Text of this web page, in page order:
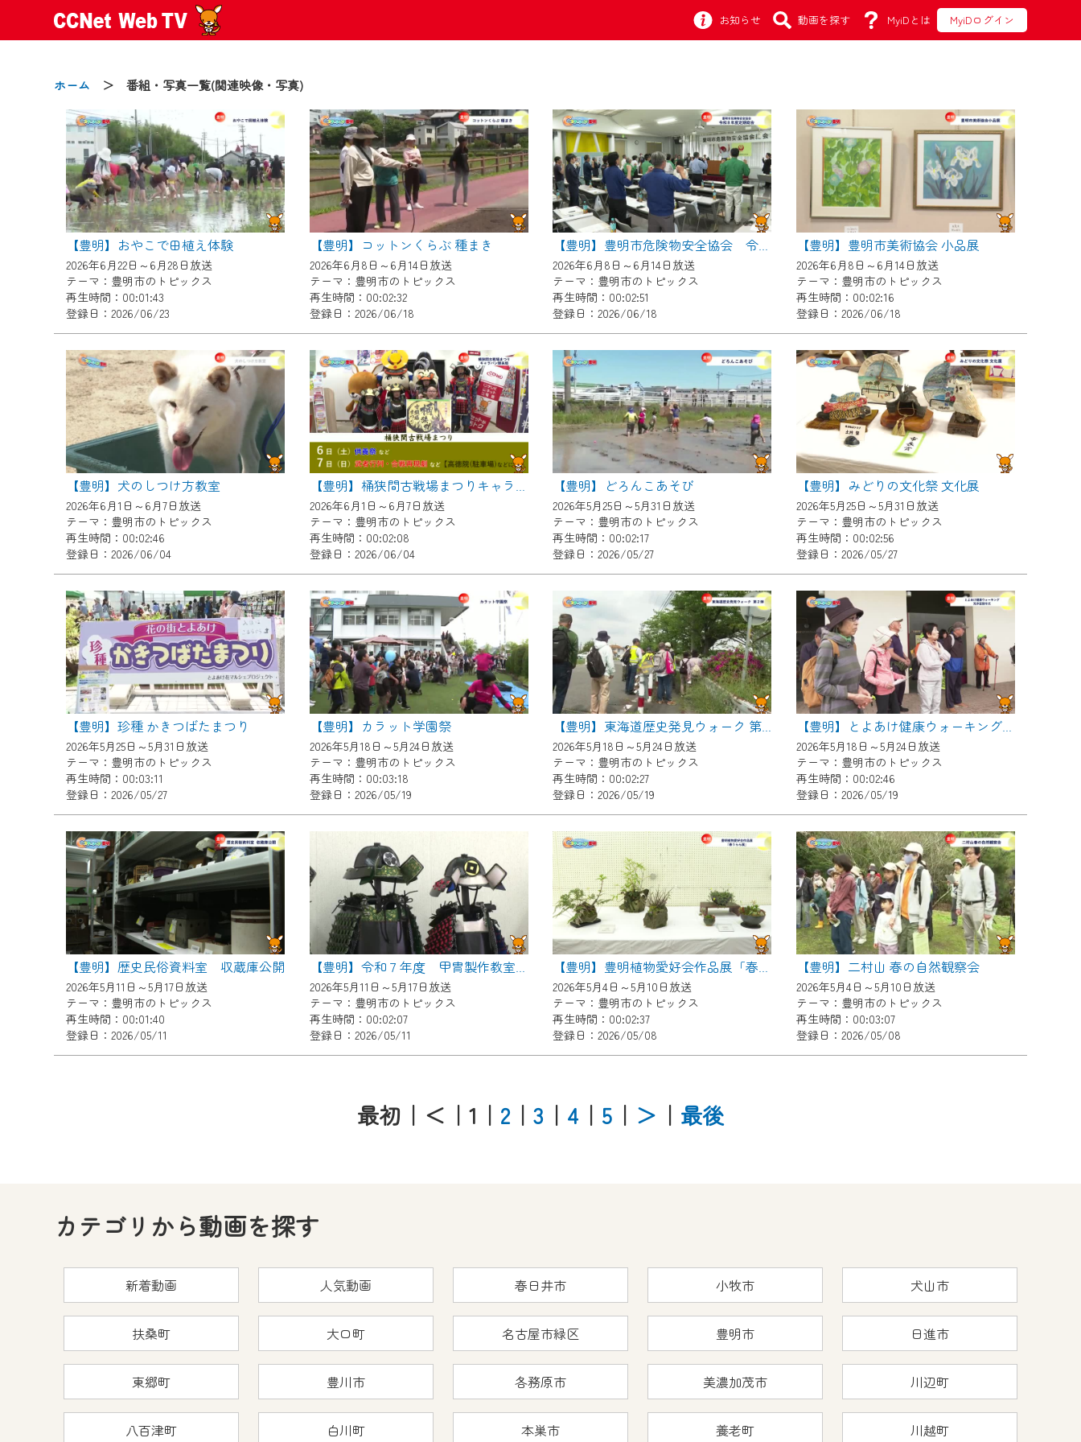
お知らせ 動画を探す MyiDとは MyiDログイン
ホーム ＞ 番組・写真一覧(関連映像・写真)
【豊明】おやこで田植え体験
2026年6月22日～6月28日放送
テーマ：豊明市のトピックス
再生時間：00:01:43
登録日：2026/06/23
【豊明】コットンくらぶ 種まき
2026年6月8日～6月14日放送
テーマ：豊明市のトピックス
再生時間：00:02:32
登録日：2026/06/18
【豊明】豊明市危険物安全協会 令和８年度定期総会
2026年6月8日～6月14日放送
テーマ：豊明市のトピックス
再生時間：00:02:51
登録日：2026/06/18
【豊明】豊明市美術協会 小品展
2026年6月8日～6月14日放送
テーマ：豊明市のトピックス
再生時間：00:02:16
登録日：2026/06/18
【豊明】犬のしつけ方教室
2026年6月1日～6月7日放送
テーマ：豊明市のトピックス
再生時間：00:02:46
登録日：2026/06/04
【豊明】桶狭間古戦場まつりキャラバン隊来局
2026年6月1日～6月7日放送
テーマ：豊明市のトピックス
再生時間：00:02:08
登録日：2026/06/04
【豊明】どろんこあそび
2026年5月25日～5月31日放送
テーマ：豊明市のトピックス
再生時間：00:02:17
登録日：2026/05/27
【豊明】みどりの文化祭 文化展
2026年5月25日～5月31日放送
テーマ：豊明市のトピックス
再生時間：00:02:56
登録日：2026/05/27
【豊明】珍種 かきつばたまつり
2026年5月25日～5月31日放送
テーマ：豊明市のトピックス
再生時間：00:03:11
登録日：2026/05/27
【豊明】カラット学園祭
2026年5月18日～5月24日放送
テーマ：豊明市のトピックス
再生時間：00:03:18
登録日：2026/05/19
【豊明】東海道歴史発見ウォーク 第２弾
2026年5月18日～5月24日放送
テーマ：豊明市のトピックス
再生時間：00:02:27
登録日：2026/05/19
【豊明】とよあけ健康ウォーキング完歩証授与式
2026年5月18日～5月24日放送
テーマ：豊明市のトピックス
再生時間：00:02:46
登録日：2026/05/19
【豊明】歴史民俗資料室 収蔵庫公開
2026年5月11日～5月17日放送
テーマ：豊明市のトピックス
再生時間：00:01:40
登録日：2026/05/11
【豊明】令和７年度 甲冑製作教室 閉講式
2026年5月11日～5月17日放送
テーマ：豊明市のトピックス
再生時間：00:02:07
登録日：2026/05/11
【豊明】豊明植物愛好会作品展「春うらら展」
2026年5月4日～5月10日放送
テーマ：豊明市のトピックス
再生時間：00:02:37
登録日：2026/05/08
【豊明】二村山 春の自然観察会
2026年5月4日～5月10日放送
テーマ：豊明市のトピックス
再生時間：00:03:07
登録日：2026/05/08
最初 ｜＜ ｜1 ｜ 2 ｜ 3 ｜ 4 ｜ 5 ｜ ＞ ｜ 最後
カテゴリから動画を探す
新着動画 人気動画 春日井市 小牧市 犬山市
扶桑町 大口町 名古屋市緑区 豊明市 日進市
東郷町 豊川市 各務原市 美濃加茂市 川辺町
八百津町 白川町 本巣市 養老町 川越町
お知らせ
2024/09/02
動画配信サービス『CCNet Web TV』は2024年9月24日からリニューアルします！
【変更点】
◆デザイン変更により、お住まいの地域の動画コンテンツが一目瞭然。
◆当社アプリやＰＣブラウザから、いつでも・どこでも・外出先でも！
CCNetサービスエリア20市町の地域情報番組をご視聴いただけます！
【ご注意】
2024年9月24日からはご加入者様へのサービス向上のため、
『CCNet Web TV』を利用いただくには、一部コンテンツを除き、
CCNetサービスへの加入と『CCNetマイページ※』へのログインが必要となります。
何卒、ご理解ご了承の程よろしくお願いいたします。
※マイページへのログインには、MyIDが必要となります。
※MyIDとは、CCNet Web TVを含むCCNetの各種サービスをご利用頂くためのIDです。
IDはお客様が使っているメールアドレスで設定できます。
（GmailやYahooなどのフリーメールアドレスでも作成可能です）
※マイページへのログイン・MyIDの新規登録は
※CCNetアプリをご利用中の方は引き続きご視聴いただけます。
＜メンテナンス情報＞
CCNetWebTVのリニューアルにともないメンテナンス作業を予定しています。
日時 9/24 9:30～16:30
作業の間は、CCNetWebTVの画面が「メンテナンス中」になり、ご利用いただけません。
ご不便をおかけいたしますが、ご了承の程よろしくお願いいたします。